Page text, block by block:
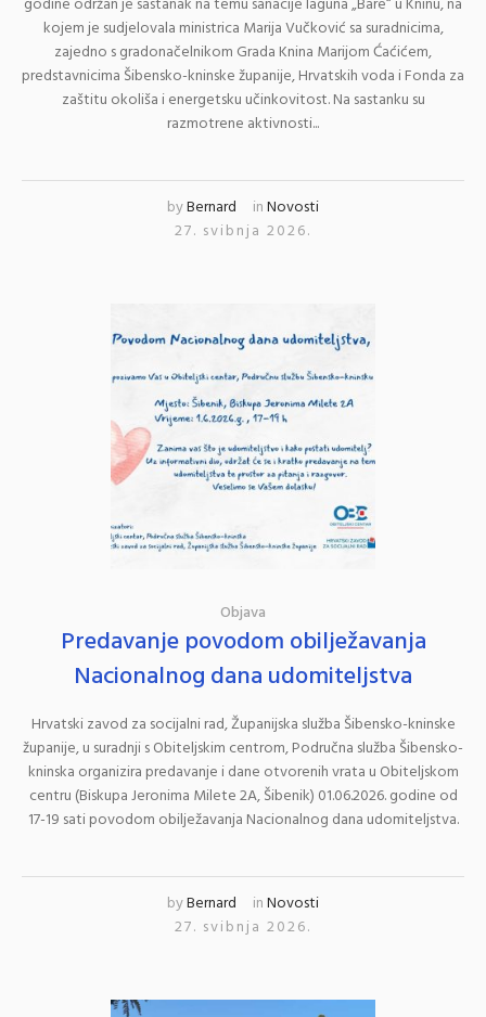
godine održan je sastanak na temu sanacije laguna „Bare“ u Kninu, na
kojem je sudjelovala ministrica Marija Vučković sa suradnicima,
zajedno s gradonačelnikom Grada Knina Marijom Ćaćićem,
predstavnicima Šibensko-kninske županije, Hrvatskih voda i Fonda za
zaštitu okoliša i energetsku učinkovitost. Na sastanku su
razmotrene aktivnosti...
byBernard inNovosti
27. svibnja 2026.
Objava
Predavanje povodom obilježavanja
Nacionalnog dana udomiteljstva
Hrvatski zavod za socijalni rad, Županijska služba Šibensko-kninske
županije, u suradnji s Obiteljskim centrom, Područna služba Šibensko-
kninska organizira predavanje i dane otvorenih vrata u Obiteljskom
centru (Biskupa Jeronima Milete 2A, Šibenik) 01.06.2026. godine od
17-19 sati povodom obilježavanja Nacionalnog dana udomiteljstva.
byBernard inNovosti
27. svibnja 2026.